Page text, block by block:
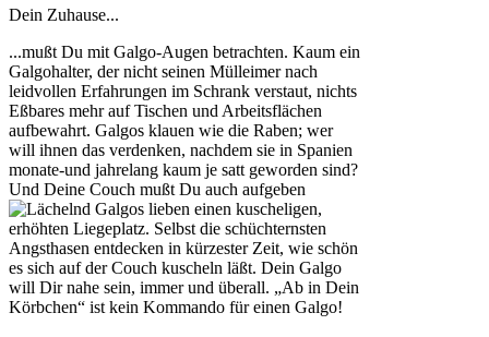
Dein Zuhause...
...mußt Du mit Galgo-Augen betrachten. Kaum ein
Galgohalter, der nicht seinen Mülleimer nach
leidvollen Erfahrungen im Schrank verstaut, nichts
Eßbares mehr auf Tischen und Arbeitsflächen
aufbewahrt. Galgos klauen wie die Raben; wer
will ihnen das verdenken, nachdem sie in Spanien
monate-und jahrelang kaum je satt geworden sind?
Und Deine Couch mußt Du auch aufgeben
Galgos lieben einen kuscheligen,
erhöhten Liegeplatz. Selbst die schüchternsten
Angsthasen entdecken in kürzester Zeit, wie schön
es sich auf der Couch kuscheln läßt. Dein Galgo
will Dir nahe sein, immer und überall. „Ab in Dein
Körbchen“ ist kein Kommando für einen Galgo!